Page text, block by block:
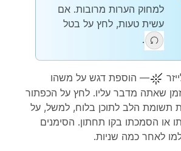
למחוק הערות מרובות. אם
עשית טעות, לחץ על בטל
.
— הוספת דגש על משהו
שאתה מדבר עליו. לחץ על הכפתור
תשומת הלב לתוכן בלוח, למשל, על
או הסמכתו בקו תחתון. הסימנים
לאחר כמה שניות.